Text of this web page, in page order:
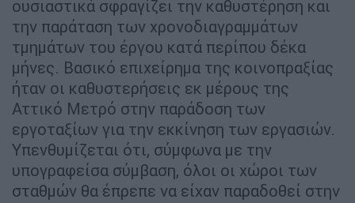
ουσιαστικά σφραγίζει την καθυστέρηση και
την παράταση των χρονοδιαγραμμάτων
τμημάτων του έργου κατά περίπου δέκα
μήνες. Βασικό επιχείρημα της κοινοπραξίας
ήταν οι καθυστερήσεις εκ μέρους της
Αττικό Μετρό στην παράδοση των
εργοταξίων για την εκκίνηση των εργασιών.
Υπενθυμίζεται ότι, σύμφωνα με την
υπογραφείσα σύμβαση, όλοι οι χώροι των
σταθμών θα έπρεπε να είχαν παραδοθεί στην